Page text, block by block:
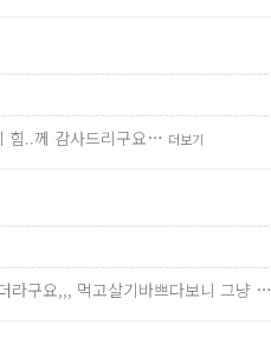
힘..께 감사드리구요… 더보기
라구요,,, 먹고살기바쁘다보니 그냥 …